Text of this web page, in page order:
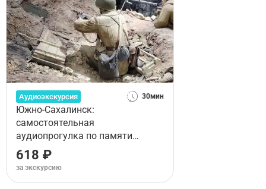
Аудиоэкскурсия 30мин
Южно-Сахалинск:
самостоятельная
аудиопрогулка по памяти
Сахалина
618 ₽
за экскурсию